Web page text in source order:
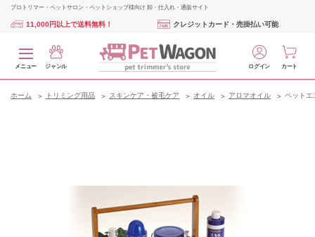
プロトリマー・ペットサロン・ペットショップ様向け 卸・仕入れ・通販サイト
11,000円以上で送料無料！ クレジットカード・売掛払い可能
メニュー ジャンル ログイン カート
ホーム トリミング用品 スキンケア・被毛ケア オイル アロマオイル ペットエ